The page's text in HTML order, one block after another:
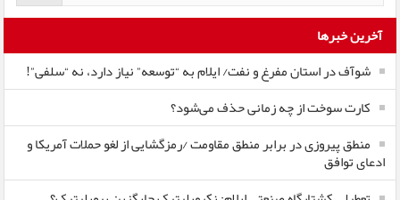
آخرین خبرها
شوآف در استان مفرغ و نفت/ ایلام به “توسعه” نیاز دارد، نه “سلفی”!
کارت سوخت از چه زمانی حذف می‌شود؟
منطق پیروزی در برابر منطق مقاومت /رمزگشایی از لغو حملات آمریکا و
ادعای توافق